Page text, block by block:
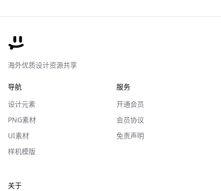
海外优质设计资源共享
导航
设计元素
PNG素材
UI素材
样机模版
服务
开通会员
会员协议
免责声明
关于